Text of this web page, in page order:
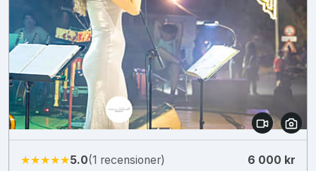
★★★★★5.0(1 recensioner) 6 000 kr